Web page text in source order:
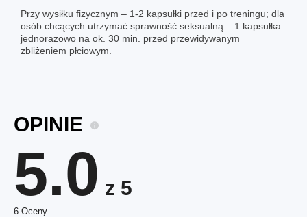
Przy wysiłku fizycznym – 1-2 kapsułki przed i po treningu; dla
osób chcących utrzymać sprawność seksualną – 1 kapsułka
jednorazowo na ok. 30 min. przed przewidywanym
zbliżeniem płciowym.
OPINIE
5.0 z 5
6 Oceny